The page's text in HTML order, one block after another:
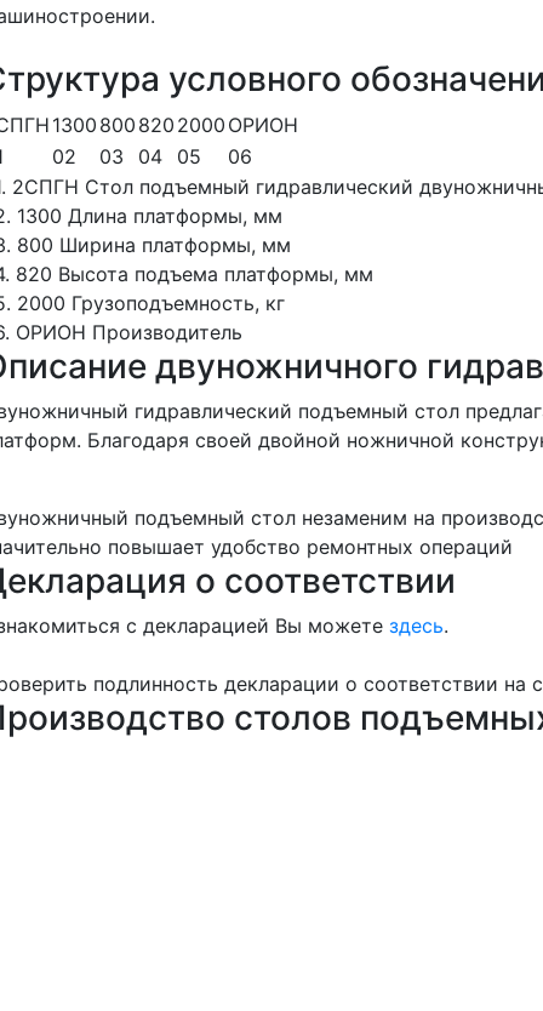
условного
1300 800 820 2000 ОРИОН
02 03 04 05
06
2СПГН Стол подъемный гидравлический
1300 Длина платформы, мм
800 Ширина платформы, мм
820 Высота подъема платформы, мм
2000 Грузоподъемность, кг
ОРИОН Производитель
двуножничного
гидравлический подъемный стол
Благодаря своей двойной ножничной
подъемный стол незаменим на
повышает удобство ремонтных операций
о соответствии
с декларацией Вы можете здесь.
подлинность декларации о соответствии
столов